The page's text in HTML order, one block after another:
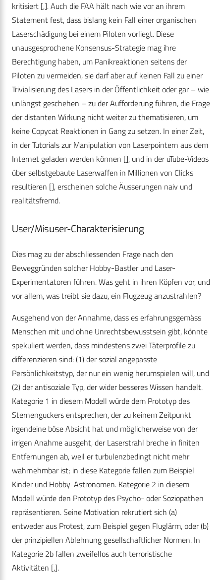
kritisiert [,]. Auch die FAA hält nach wie vor an ihrem
Statement fest, dass bislang kein Fall einer organischen
Laserschädigung bei einem Piloten vorliegt. Diese
unausgesprochene Konsensus-Strategie mag ihre
Berechtigung haben, um Panik­reaktionen seitens der
Piloten zu vermeiden, sie darf aber auf keinen Fall zu einer
Trivialisierung des Lasers in der Öffentlichkeit oder gar – wie
unlängst geschehen – zu der Aufforderung führen, die Frage
der distanten Wirkung nicht weiter zu thematisieren, um
keine Copycat Reaktionen in Gang zu setzen. In einer Zeit,
in der Tutorials zur Manipulation von Laserpointern aus dem
Internet geladen werden können [], und in der uTube-Videos
über selbstgebaute Laserwaffen in Millionen von Clicks
resultieren [], erscheinen solche Äusserungen naiv und
realitätsfremd.
User/Misuser-Charakterisierung
Dies mag zu der abschliessenden Frage nach den
Beweggründen solcher Hobby-Bastler und Laser-
Experimentatoren führen. Was geht in ihren Köpfen vor, und
vor allem, was treibt sie dazu, ein Flugzeug anzustrahlen?
Ausgehend von der Annahme, dass es erfahrungsgemäss
Menschen mit und ohne Unrechtsbewusstsein gibt, könnte
spekuliert werden, dass mindestens zwei Täterprofile zu
differenzieren sind: (1) der sozial angepasste
Persönlichkeitstyp, der nur ein wenig herumspielen will, und
(2) der antisoziale Typ, der wider besseres Wissen handelt.
Kategorie 1 in diesem Modell würde dem Prototyp des
Sternenguckers entsprechen, der zu keinem Zeitpunkt
irgendeine böse Absicht hat und möglicherweise von der
irrigen Anahme ausgeht, der Laserstrahl breche in finiten
Entfernungen ab, weil er turbulenzbedingt nicht mehr
wahrnehmbar ist; in diese Kategorie fallen zum Beispiel
Kinder und Hobby-Astronomen. Kategorie 2 in diesem
Modell würde den Prototyp des Psycho- oder Soziopathen
repräsentieren. Seine Motivation rekrutiert sich (a)
entweder aus Protest, zum Beispiel gegen Fluglärm, oder (b)
der prinzipiellen Ablehnung gesellschaftlicher Normen. In
Kategorie 2b fallen zweifellos auch terroristische
Aktivitäten [,].